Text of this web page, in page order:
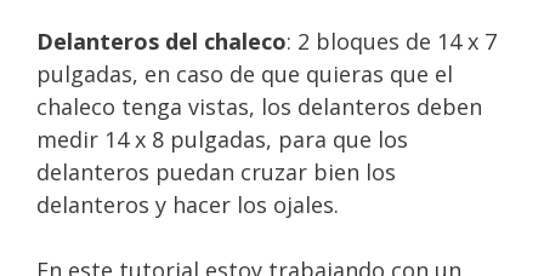
Delanteros del chaleco: 2 bloques de 14 x 7
pulgadas, en caso de que quieras que el
chaleco tenga vistas, los delanteros deben
medir 14 x 8 pulgadas, para que los
delanteros puedan cruzar bien los
delanteros y hacer los ojales.
En este tutorial estoy trabajando con un